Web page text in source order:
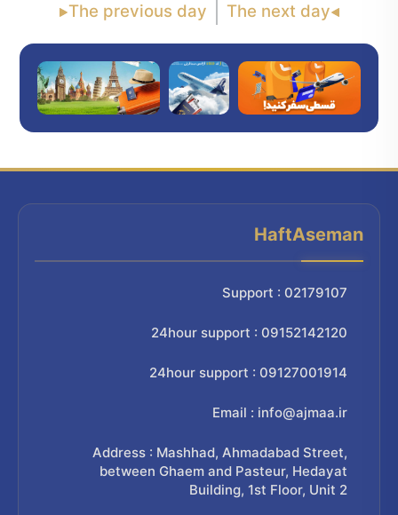
The previous day The next day
HaftAseman
Support : 02179107
24hour support : 09152142120
24hour support : 09127001914
Email : info@ajmaa.ir
Address : Mashhad, Ahmadabad Street,
between Ghaem and Pasteur, Hedayat
Building, 1st Floor, Unit 2